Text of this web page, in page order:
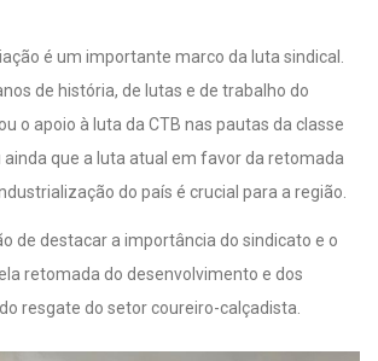
é um importante marco da luta sindical.
de história, de lutas e de trabalho do
o apoio à luta da CTB nas pautas da classe
que a luta atual em favor da retomada
do país é crucial para a região.
de destacar a importância do sindicato e o
retomada do desenvolvimento e dos
resgate do setor coureiro-calçadista.